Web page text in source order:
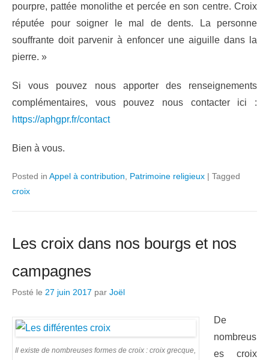
pourpre, pattée monolithe et percée en son centre. Croix
réputée pour soigner le mal de dents. La personne
souffrante doit parvenir à enfoncer une aiguille dans la
pierre. »
Si vous pouvez nous apporter des renseignements
complémentaires, vous pouvez nous contacter ici :
https://aphgpr.fr/contact
Bien à vous.
Posted in Appel à contribution Patrimoine religieux | Tagged
croix
Les croix dans nos bourgs et nos
campagnes
Posté le 27 juin 2017 par Joël
Il existe de nombreuses formes de croix : croix grecque,
De
nombreus
es croix